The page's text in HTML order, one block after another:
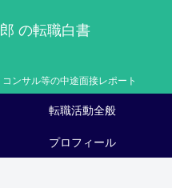
の転職白書
ンサル等の中途面接レポート
転職活動全般
プロフィール